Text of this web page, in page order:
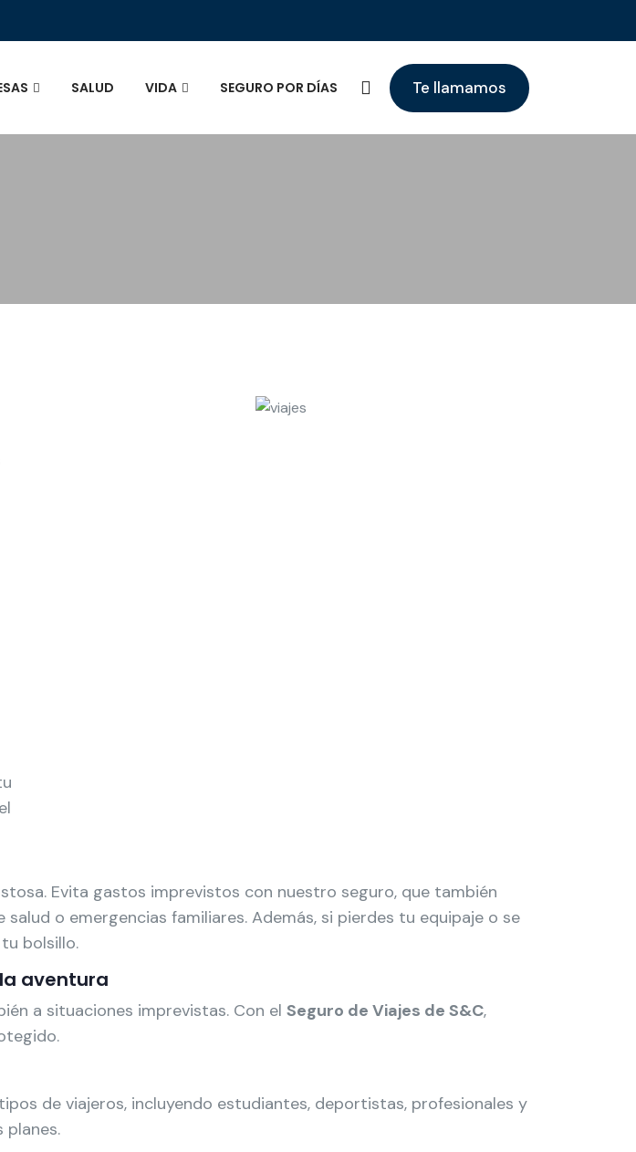
SALUD VIDA SEGURO POR DÍAS Te llamamos
Evita gastos imprevistos con nuestro seguro, que también
o emergencias familiares. Además, si pierdes tu equipaje o se
bolsillo.
aventura
a situaciones imprevistas. Con el Seguro de Viajes de S&C,
de viajeros, incluyendo estudiantes, deportistas, profesionales y
planes.